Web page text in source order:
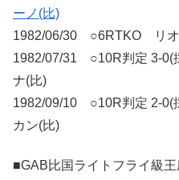
ーノ(比)
1982/06/30 ○6RTKO リオ
1982/07/31 ○10R判定 3-0(
ナ(比)
1982/09/10 ○10R判定 2-0(
カン(比)
■GAB比国ライトフライ級